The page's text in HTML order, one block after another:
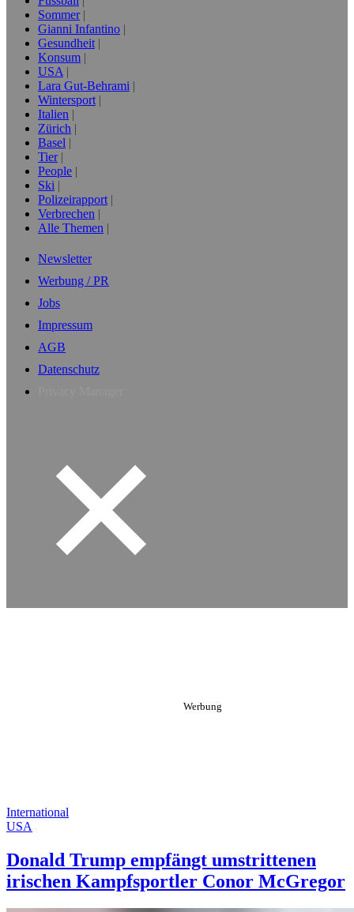
Sommer
Gianni Infantino
Gesundheit
Konsum
USA
Lara Gut-Behrami
Wintersport
Italien
Zürich
Basel
Tier
People
Ski
Polizeirapport
Verbrechen
Alle Themen
Newsletter
Werbung / PR
Jobs
Impressum
AGB
Datenschutz
International
USA
Donald Trump empfängt umstrittenen
irischen Kampfsportler Conor McGregor